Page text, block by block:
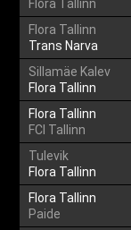
Flora Tallinn
Flora Tallinn
Trans Narva
Sillamäe Kalev
Flora Tallinn
Flora Tallinn
FCI Tallinn
Tulevik
Flora Tallinn
Flora Tallinn
Paide